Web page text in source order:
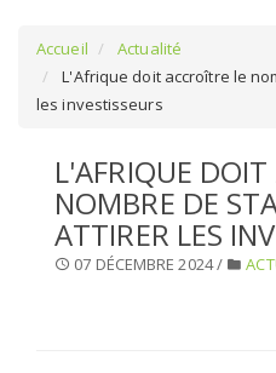
SÉLECTIONNEZ UN DOSSIER
SELECTIONNEZ UNE SECTION
Accueil
Actualité
L'Afrique doit accroître le
les investisseurs
L'AFRIQUE
NOMBRE DE
ATTIRER LES
07 DÉCEMBRE 2024 /